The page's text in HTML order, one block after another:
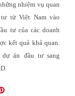
nhiệm vụ quan
từ Việt Nam vào
tư của các doanh
kết quả khả quan.
án đầu tư sang